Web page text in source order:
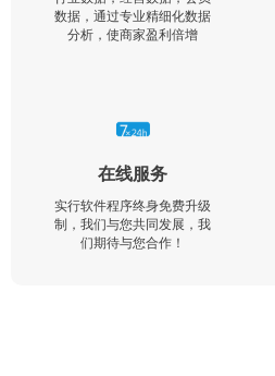
数据，通过专业精细化数据
分析，使商家盈利倍增
在线服务
实行软件程序终身免费升级
制，我们与您共同发展，我
们期待与您合作！